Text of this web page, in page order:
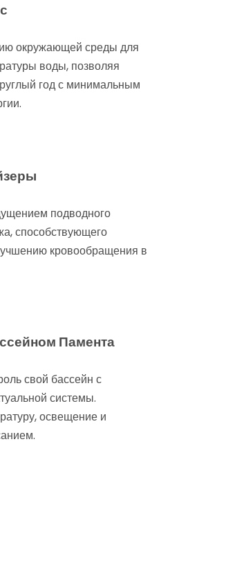
окружающей среды для
воды, позволяя
год с минимальным
подводного
способствующего
кровообращения в
Памента
свой бассейн с
системы.
освещение и